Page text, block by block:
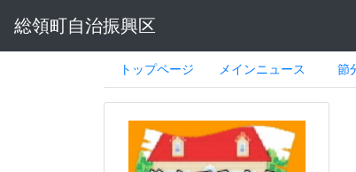
総領町自治振興区
トップページ メインニュース 節